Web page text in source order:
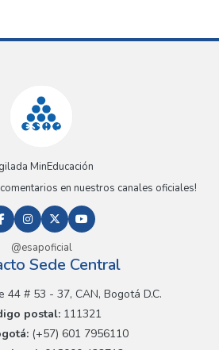
MinEducación
en nuestros canales oficiales!
@esapoficial
Sede Central
44 # 53 - 37, CAN, Bogotá D.C.
postal: 111321
(+57) 601 7956110